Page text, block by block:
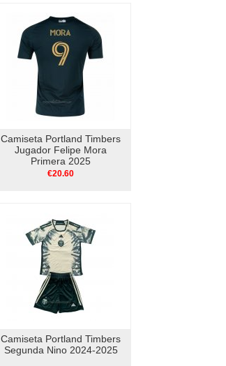
Camiseta Portland Timbers
Jugador Felipe Mora
Primera 2025
€20.60
Camiseta Portland Timbers
Segunda Nino 2024-2025